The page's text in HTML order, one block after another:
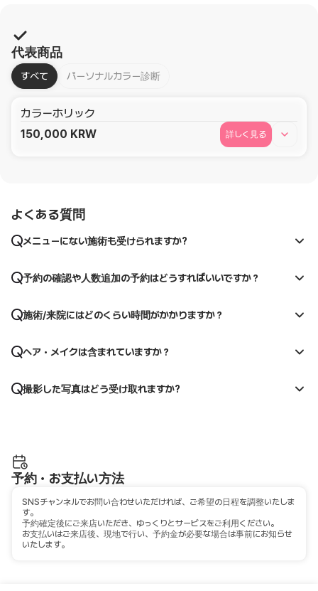
代表商品
すべて パーソナルカラー診断
カラーホリック
150,000 KRW 詳しく見る
よくある質問
メニューにない施術も受けられますか?
予約の確認や人数追加の予約はどうすればいいですか？
施術/来院にはどのくらい時間がかかりますか？
ヘア・メイクは含まれていますか？
撮影した写真はどう受け取れますか?
予約・お支払い方法
SNSチャンネルでお問い合わせいただければ、ご希望の日程を調整いたしま
す。
予約確定後にご来店いただき、ゆっくりとサービスをご利用ください。
お支払いはご来店後、現地で行い、予約金が必要な場合は事前にお知らせ
いたします。